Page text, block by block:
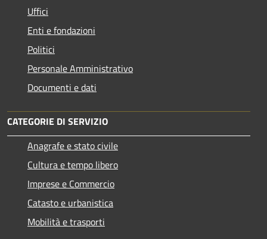
Uffici
Enti e fondazioni
Politici
Personale Amministrativo
Documenti e dati
CATEGORIE DI SERVIZIO
Anagrafe e stato civile
Cultura e tempo libero
Imprese e Commercio
Catasto e urbanistica
Mobilità e trasporti